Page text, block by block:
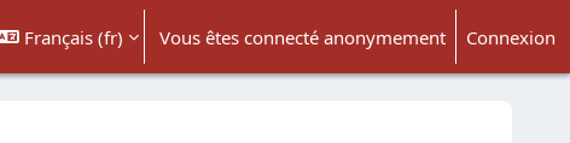
désactiver la saisie de recherche
Français ‎(fr)‎ Vous êtes connecté anonymement Connexion